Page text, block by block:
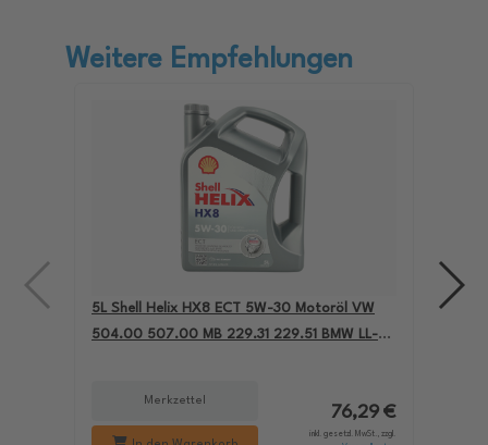
Weitere Empfehlungen
5L Shell Helix HX8 ECT 5W-30 Motoröl VW
504.00 507.00 MB 229.31 229.51 BMW LL-04
Merkzettel
76,29 €
inkl. gesetzl. MwSt., zzgl.